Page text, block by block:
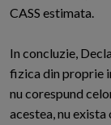
CASS estimata.
In concluzie,
fizica din proprie
nu corespund
acestea, nu